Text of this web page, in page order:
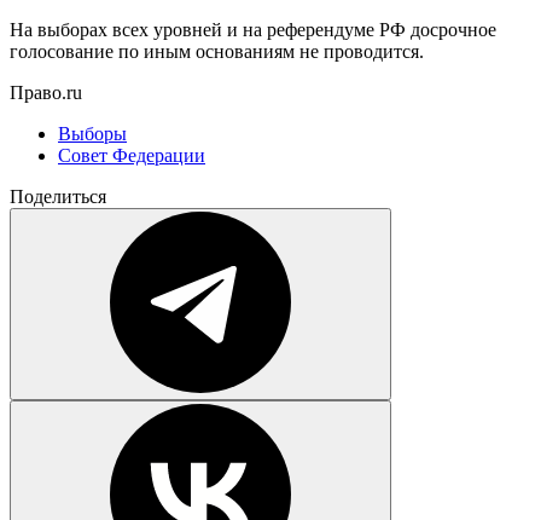
На выборах всех уровней и на референдуме РФ досрочное
голосование по иным основаниям не проводится.
Право.ru
Выборы
Совет Федерации
Поделиться